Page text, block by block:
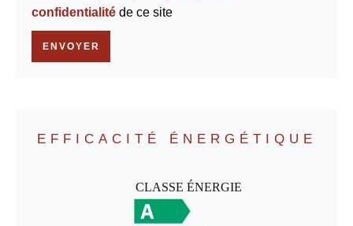
confidentialité de ce site
ENVOYER
EFFICACITÉ ÉNERGÉTIQUE